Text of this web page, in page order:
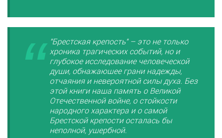
"Брестская крепость" – это не только
хроника трагических событий, но и
глубокое исследование человеческой
души, обнажающее грани надежды,
отчаяния и невероятной силы духа. Без
этой книги наша память о Великой
Отечественной войне, о стойкости
народного характера и о самой
Брестской крепости осталась бы
неполной, ущербной.